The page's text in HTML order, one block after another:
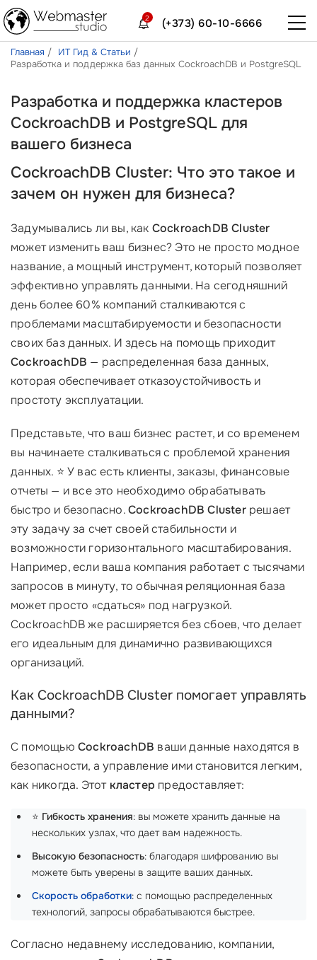
(+373) 60-10-6666
2
Главная
ИТ Гид & Статьи
Разработка и поддержка баз данных CockroachDB и PostgreSQL
Разработка и поддержка кластеров
CockroachDB и PostgreSQL для
вашего бизнеса
CockroachDB Cluster: Что это такое и
зачем он нужен для бизнеса?
Задумывались ли вы, как CockroachDB Cluster
может изменить ваш бизнес? Это не просто модное
название, а мощный инструмент, который позволяет
эффективно управлять данными. На сегодняшний
день более 60% компаний сталкиваются с
проблемами масштабируемости и безопасности
своих баз данных. И здесь на помощь приходит
CockroachDB — распределенная база данных,
которая обеспечивает отказоустойчивость и
простоту эксплуатации.
Представьте, что ваш бизнес растет, и со временем
вы начинаете сталкиваться с проблемой хранения
данных. ⭐ У вас есть клиенты, заказы, финансовые
отчеты — и все это необходимо обрабатывать
быстро и безопасно.CockroachDB Clusterрешает
эту задачу за счет своей стабильности и
возможности горизонтального масштабирования.
Например, если ваша компания работает с тысячами
запросов в минуту, то обычная реляционная база
может просто «сдаться» под нагрузкой.
CockroachDB же расширяется без сбоев, что делает
его идеальным для динамично развивающихся
организаций.
Как CockroachDB Cluster помогает управлять
данными?
С помощью CockroachDB ваши данные находятся в
безопасности, а управление ими становится легким,
как никогда. Этот кластер предоставляет:
⭐ Гибкость хранения: вы можете хранить данные на
нескольких узлах, что дает вам надежность.
Высокую безопасность: благодаря шифрованию вы
можете быть уверены в защите ваших данных.
Скорость обработки: с помощью распределенных
технологий, запросы обрабатываются быстрее.
Согласно недавнему исследованию, компании,